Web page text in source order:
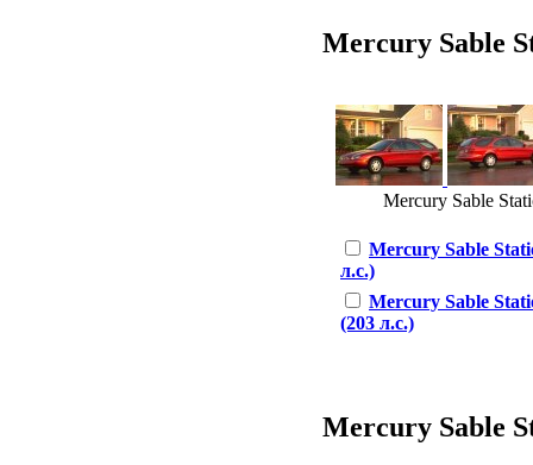
Mercury Sable
Mercury Sable
Mercury Sable
л.с.)
Mercury Sable
(203 л.с.)
Mercury Sable